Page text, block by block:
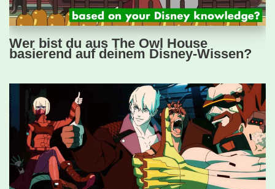
Wer bist du aus The Owl House
basierend auf deinem Disney-Wissen?